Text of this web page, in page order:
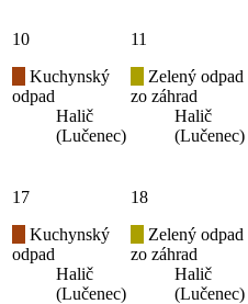
10
Kuchynský
odpad
Halič
(Lučenec)
11
Zelený odpad
zo záhrad
Halič
(Lučenec)
17
Kuchynský
odpad
Halič
(Lučenec)
18
Zelený odpad
zo záhrad
Halič
(Lučenec)